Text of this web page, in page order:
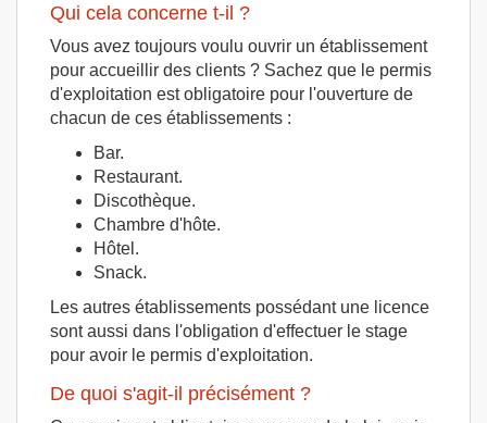
Qui cela concerne t-il ?
Vous avez toujours voulu ouvrir un établissement
pour accueillir des clients ? Sachez que le permis
d'exploitation est obligatoire pour l'ouverture de
chacun de ces établissements :
Bar.
Restaurant.
Discothèque.
Chambre d'hôte.
Hôtel.
Snack.
Les autres établissements possédant une licence
sont aussi dans l'obligation d'effectuer le stage
pour avoir le permis d'exploitation.
De quoi s'agit-il précisément ?